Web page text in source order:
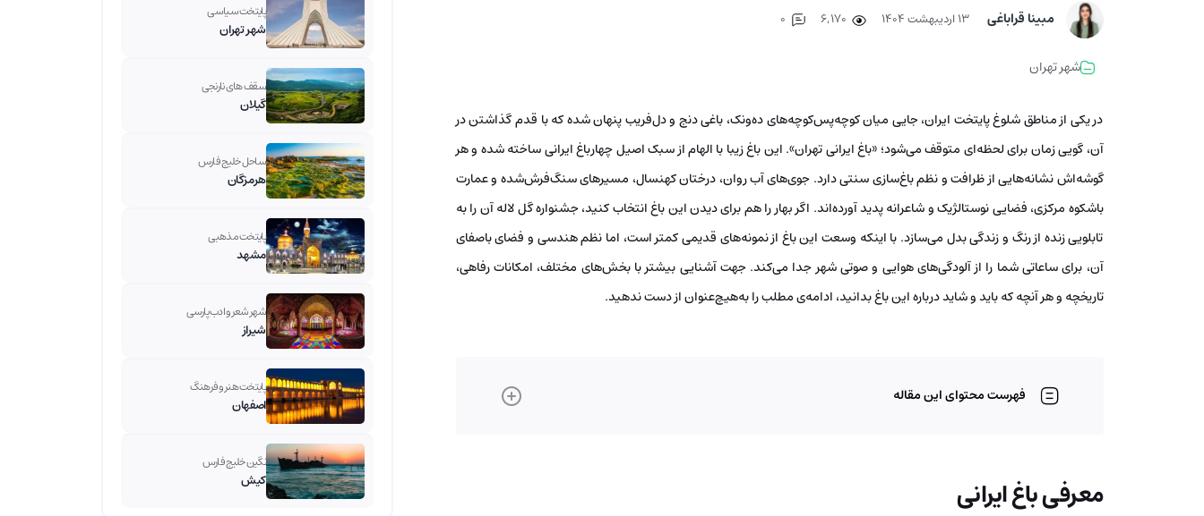
مبینا قراباغی ۱۳ اردیبهشت ۱۴۰۴
شهر تهران
در یکی از مناطق شلوغ پایتخت ایران، جایی میان کوچه‌پس‌کوچه‌های ده‌ونک، باغی دنج و دل‌فریب پنهان شده که با قدم گذاشتن در
آن، گویی زمان برای لحظه‌ای متوقف می‌شود؛ «باغ ایرانی تهران». این باغ زیبا با الهام از سبک اصیل چهارباغ ایرانی ساخته شده و هر
گوشه‌اش نشانه‌هایی از ظرافت و نظم باغ‌سازی سنتی دارد. جوی‌های آب روان، درختان کهنسال، مسیرهای سنگ‌فرش‌شده و عمارت
باشکوه مرکزی، فضایی نوستالژیک و شاعرانه پدید آورده‌اند. اگر بهار را هم برای دیدن این باغ انتخاب کنید، جشنواره گل لاله آن‌ را به
تابلویی زنده از رنگ و زندگی بدل می‌سازد. با اینکه وسعت این باغ از نمونه‌های قدیمی کمتر است، اما نظم هندسی و فضای باصفای
آن، برای ساعاتی شما را از آلودگی‌های هوایی و صوتی شهر جدا می‌کند. جهت آشنایی بیشتر با بخش‌های مختلف، امکانات رفاهی،
تاریخچه و هر آنچه که باید و شاید درباره این باغ بدانید، ادامه‌ی مطلب را به‌هیچ‌عنوان از دست ندهید.
فهرست محتوای این مقاله
معرفی باغ ایرانی
پایتخت سیاسی
شهر تهران
سقف های نارنجی
گیلان
ساحل خلیج فارس
هرمزگان
پایتخت مذهبی
مشهد
شهر شعر و ادب پارسی
شیراز
پایتخت هنر و فرهنگ
اصفهان
نگین خلیج فارس
کیش